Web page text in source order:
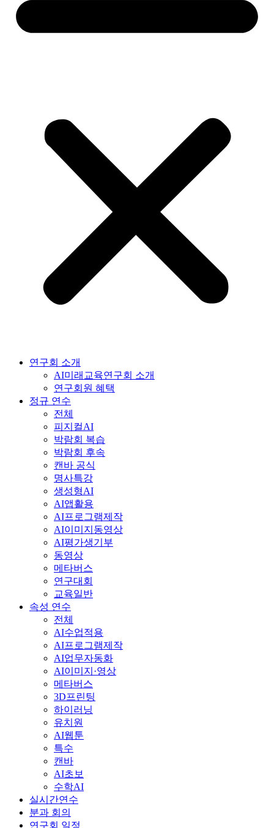
연구회 소개
AI미래교육연구회 소개
연구회원 혜택
정규 연수
전체
피지컬AI
박람회 복습
박람회 후속
캔바 공식
명사특강
생성형AI
AI앱활용
AI프로그램제작
AI이미지동영상
AI평가생기부
동영상
메타버스
연구대회
교육일반
속성 연수
전체
AI수업적용
AI프로그램제작
AI업무자동화
AI이미지·영상
메타버스
3D프린팅
하이러닝
유치원
AI웹툰
특수
캔바
AI초보
수학AI
실시간연수
분과 회의
연구회 일정